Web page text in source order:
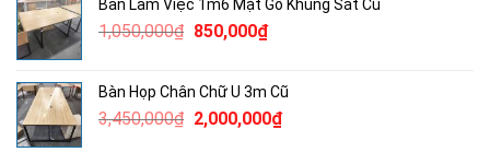
2,000,000₫.là:
Bàn Làm Việc 1m6 Mặt Gỗ Khung Sắt Cũ
1,050,000₫ Giá
1,050,000₫.
850,000₫Giá
là:
850,000₫.
Bàn Họp Chân Chữ U 3m Cũ
3,450,000₫ Giá
2,000,000₫Giá